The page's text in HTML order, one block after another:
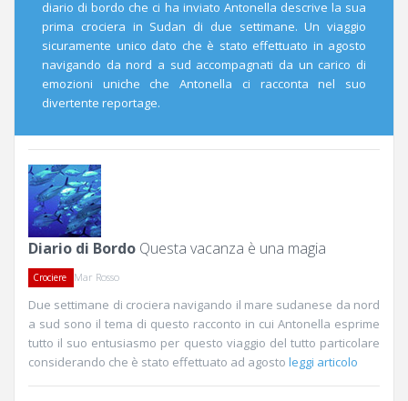
diario di bordo che ci ha inviato Antonella descrive la sua
prima crociera in Sudan di due settimane. Un viaggio
sicuramente unico dato che è stato effettuato in agosto
navigando da nord a sud accompagnati da un carico di
emozioni uniche che Antonella ci racconta nel suo
divertente reportage.
Diario di Bordo Questa vacanza è una magia
Crociere Mar Rosso
Due settimane di crociera navigando il mare sudanese da nord
a sud sono il tema di questo racconto in cui Antonella esprime
tutto il suo entusiasmo per questo viaggio del tutto particolare
considerando che è stato effettuato ad agosto leggi articolo